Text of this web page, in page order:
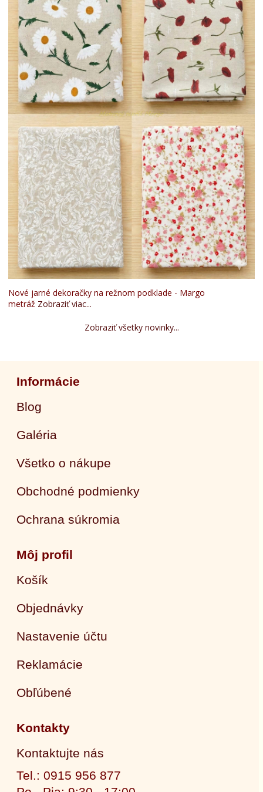
Nové jarné dekoračky na režnom podklade - Margo
metráž Zobraziť viac...
Zobraziť všetky novinky...
Informácie
Blog
Galéria
Všetko o nákupe
Obchodné podmienky
Ochrana súkromia
Môj profil
Košík
Objednávky
Nastavenie účtu
Reklamácie
Obľúbené
Kontakty
Kontaktujte nás
Tel.: 0915 956 877